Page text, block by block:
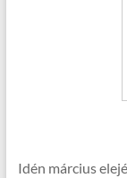
Idén március